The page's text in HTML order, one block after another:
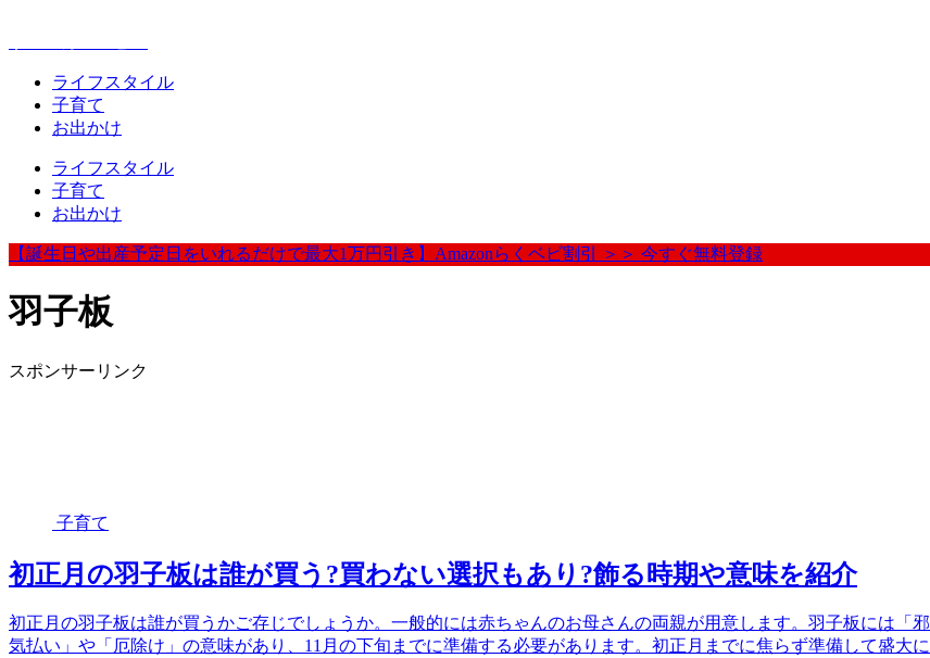
ライフスタイル
子育て
お出かけ
ライフスタイル
子育て
お出かけ
【誕生日や出産予定日をいれるだけで最大1万円引き】Amazonらくベビ割引 ＞＞ 今すぐ無料登録
羽子板
スポンサーリンク
子育て
初正月の羽子板は誰が買う?買わない選択もあり?飾る時期や意味を紹介
初正月の羽子板は誰が買うかご存じでしょうか。一般的には赤ちゃんのお母さんの両親が用意します。羽子板には「邪
気払い」や「厄除け」の意味があり、11月の下旬までに準備する必要があります。初正月までに焦らず準備して盛大に